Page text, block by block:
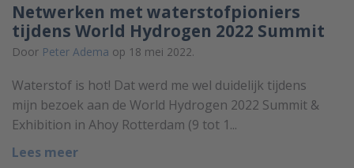
Netwerken met waterstofpioniers
tijdens World Hydrogen 2022 Summit
Door Peter Adema op 18 mei 2022.
Waterstof is hot! Dat werd me wel duidelijk tijdens
mijn bezoek aan de World Hydrogen 2022 Summit &
Exhibition in Ahoy Rotterdam (9 tot 1...
Lees meer